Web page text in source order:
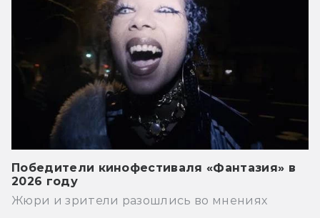
Победители кинофестиваля «Фантазия» в
2026 году
Жюри и зрители разошлись во мнениях